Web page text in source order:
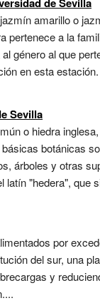
amarillo o
pertenece a la
género al que
en esta
Sevilla
o hiedra
botánicas
árboles y otras
"hedera",
por
del sur, una
y